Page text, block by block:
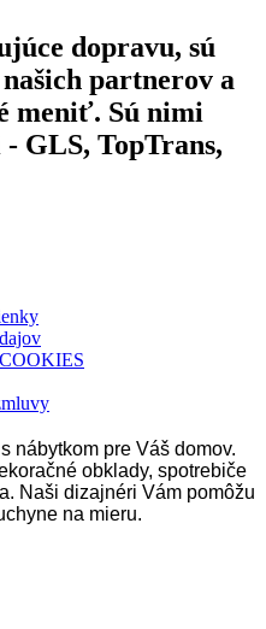
dopravu, sú
partnerov a
meniť. Sú nimi
GLS, TopTrans,
nábytkom pre Váš domov.
obklady, spotrebiče
Naši dizajnéri Vám pomôžu
na mieru.